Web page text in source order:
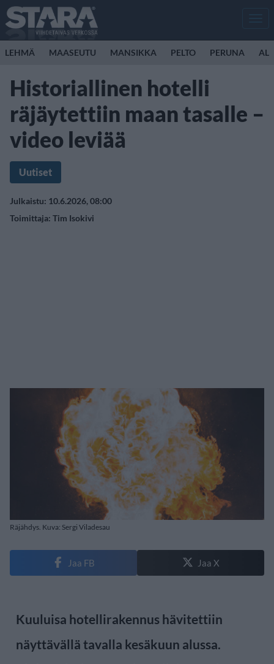
LEHMÄ MAASEUTU MANSIKKA PELTO PERUNA
Historiallinen hotelli
räjäytettiin maan tasalle –
video leviää
Uutiset
Julkaistu: 10.6.2026, 08:00
Toimittaja: Tim Isokivi
Räjähdys. Kuva: Sergi Viladesau
Jaa FB Jaa X
Kuuluisa hotellirakennus hävitettiin
näyttävällä tavalla kesäkuun alussa.